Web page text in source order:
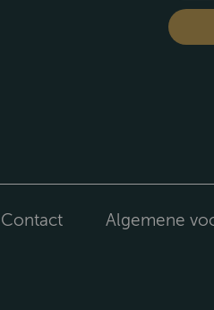
Contact
Algemene